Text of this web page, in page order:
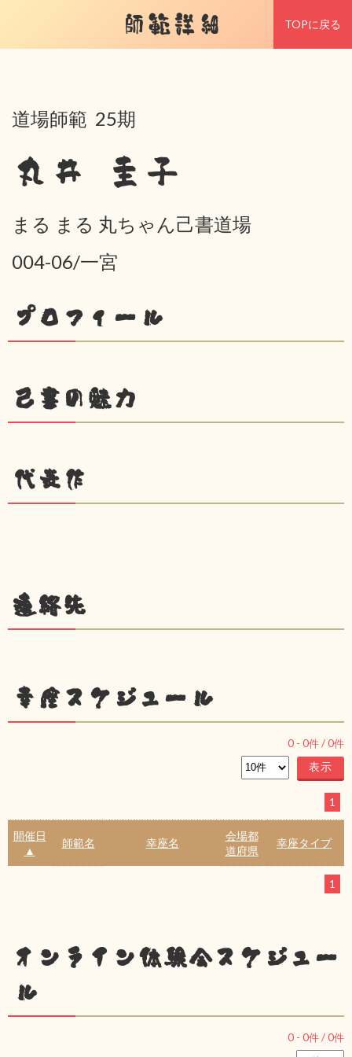
師範詳細 TOPに戻る
道場師範 25期
丸井 圭子
まる まる 丸ちゃん己書道場
004-06/一宮
プロフィール
己書の魅力
代表作
連絡先
幸座スケジュール
0 - 0件 /0件
1
開催日
▲
師範名 幸座名
会場都
道府県
幸座タイプ
1
オンライン体験会スケジュー
ル
0 - 0件 /0件